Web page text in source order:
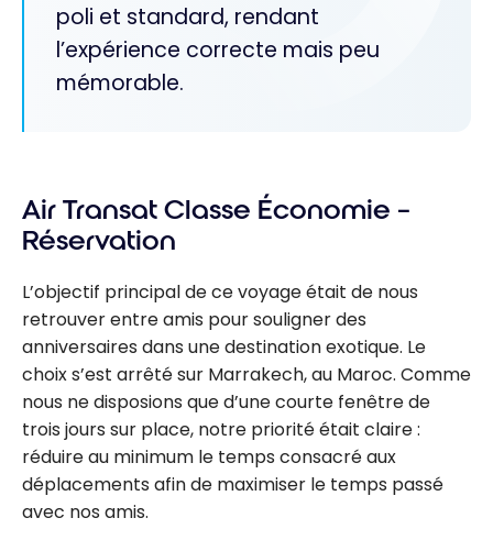
poli et standard, rendant
l’expérience correcte mais peu
mémorable.
Air Transat Classe Économie –
Réservation
L’objectif principal de ce voyage était de nous
retrouver entre amis pour souligner des
anniversaires dans une destination exotique. Le
choix s’est arrêté sur Marrakech, au Maroc. Comme
nous ne disposions que d’une courte fenêtre de
trois jours sur place, notre priorité était claire :
réduire au minimum le temps consacré aux
déplacements afin de maximiser le temps passé
avec nos amis.